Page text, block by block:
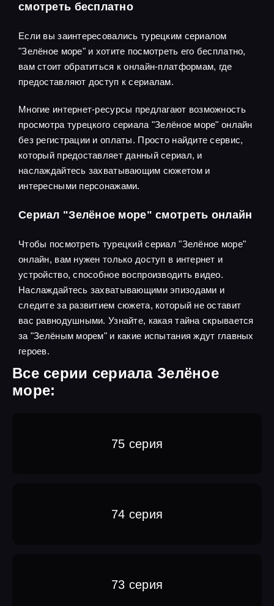
смотреть бесплатно
Если вы заинтересовались турецким сериалом
"Зелёное море" и хотите посмотреть его бесплатно,
вам стоит обратиться к онлайн-платформам, где
предоставляют доступ к сериалам.
Многие интернет-ресурсы предлагают возможность
просмотра турецкого сериала "Зелёное море" онлайн
без регистрации и оплаты. Просто найдите сервис,
который предоставляет данный сериал, и
наслаждайтесь захватывающим сюжетом и
интересными персонажами.
Сериал "Зелёное море" смотреть онлайн
Чтобы посмотреть турецкий сериал "Зелёное море"
онлайн, вам нужен только доступ в интернет и
устройство, способное воспроизводить видео.
Наслаждайтесь захватывающими эпизодами и
следите за развитием сюжета, который не оставит
вас равнодушными. Узнайте, какая тайна скрывается
за "Зелёным морем" и какие испытания ждут главных
героев.
Все серии сериала Зелёное
море:
75 серия
74 серия
73 серия